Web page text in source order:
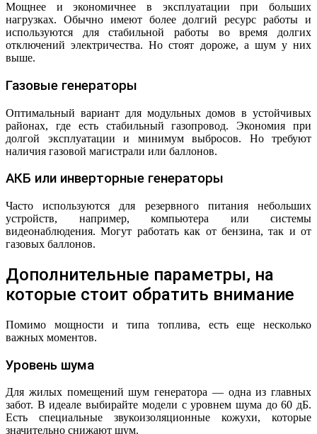
Мощнее и экономичнее в эксплуатации при больших
нагрузках. Обычно имеют более долгий ресурс работы и
используются для стабильной работы во время долгих
отключений электричества. Но стоят дороже, а шум у них
выше.
Газовые генераторы
Оптимальный вариант для модульных домов в устойчивых
районах, где есть стабильный газопровод. Экономия при
долгой эксплуатации и минимум выбросов. Но требуют
наличия газовой магистрали или баллонов.
АКБ или инверторные генераторы
Часто используются для резервного питания небольших
устройств, например, компьютера или системы
видеонаблюдения. Могут работать как от бензина, так и от
газовых баллонов.
Дополнительные параметры, на
которые стоит обратить внимание
Помимо мощности и типа топлива, есть еще несколько
важных моментов.
Уровень шума
Для жилых помещений шум генератора — одна из главных
забот. В идеале выбирайте модели с уровнем шума до 60 дБ.
Есть специальные звукоизоляционные кожухи, которые
значительно снижают шум.